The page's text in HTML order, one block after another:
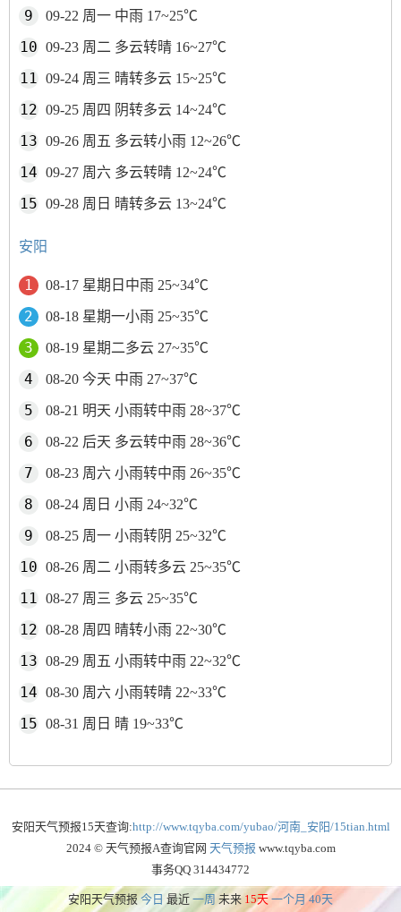
安阳天气预报 今日 最近 一周 未来15天 一个月 40天
09-22 周一 中雨 17~25℃
09-23 周二 多云转晴 16~27℃
09-24 周三 晴转多云 15~25℃
09-25 周四 阴转多云 14~24℃
09-26 周五 多云转小雨 12~26℃
09-27 周六 多云转晴 12~24℃
09-28 周日 晴转多云 13~24℃
安阳
08-17 星期日中雨 25~34℃
08-18 星期一小雨 25~35℃
08-19 星期二多云 27~35℃
08-20 今天 中雨 27~37℃
08-21 明天 小雨转中雨 28~37℃
08-22 后天 多云转中雨 28~36℃
08-23 周六 小雨转中雨 26~35℃
08-24 周日 小雨 24~32℃
08-25 周一 小雨转阴 25~32℃
08-26 周二 小雨转多云 25~35℃
08-27 周三 多云 25~35℃
08-28 周四 晴转小雨 22~30℃
08-29 周五 小雨转中雨 22~32℃
08-30 周六 小雨转晴 22~33℃
08-31 周日 晴 19~33℃
安阳天气预报15天查询:http://www.tqyba.com/yubao/河南_安阳/15tian.html
2024 © 天气预报A查询官网 天气预报 www.tqyba.com
事务QQ 314434772